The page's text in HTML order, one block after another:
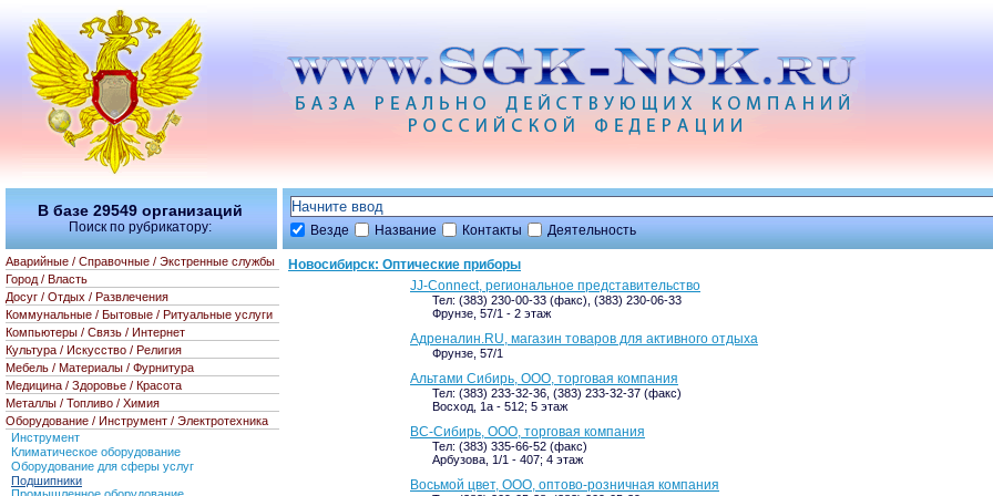
Везде Название Контакты Деятельность
Новосибирск: Оптические приборы
JJ-Connect, региональное представительство
Тел: (383) 230-00-33 (факс), (383) 230-06-33
Фрунзе, 57/1 - 2 этаж
Адреналин.RU, магазин товаров для активного отдыха
Фрунзе, 57/1
Альтами Сибирь, ООО, торговая компания
Тел: (383) 233-32-36, (383) 233-32-37 (факс)
Восход, 1а - 512; 5 этаж
ВС-Сибирь, ООО, торговая компания
Тел: (383) 335-66-52 (факс)
Арбузова, 1/1 - 407; 4 этаж
Восьмой цвет, ООО, оптово-розничная компания
В базе 29549 организаций
Поиск по рубрикатору:
Аварийные / Справочные / Экстренные службы
Город / Власть
Досуг / Отдых / Развлечения
Коммунальные / Бытовые / Ритуальные услуги
Компьютеры / Связь / Интернет
Культура / Искусство / Религия
Мебель / Материалы / Фурнитура
Медицина / Здоровье / Красота
Металлы / Топливо / Химия
Оборудование / Инструмент / Электротехника
Инструмент
Климатическое оборудование
Оборудование для сферы услуг
Подшипники